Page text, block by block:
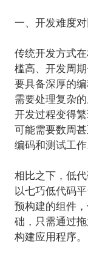
一、开发难度
传统开发方式
槛高、开发周
要具备深厚的
需要处理复杂
开发过程变得
可能需要数周
编码和测试工作
相比之下，低
以七巧低代码
预构建的组件
础，只需通过
构建应用程序。